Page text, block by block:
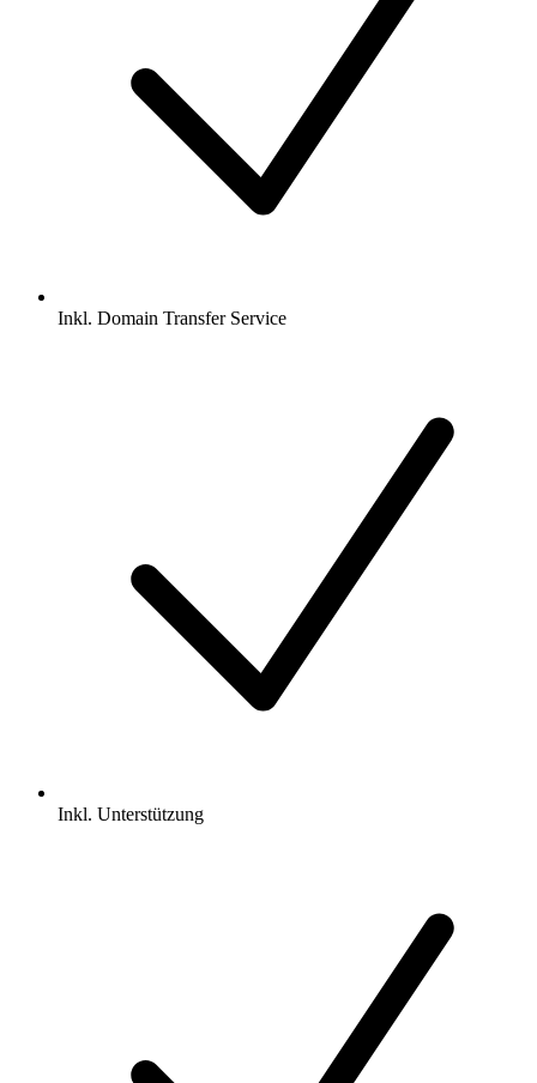
Inkl. Domain Transfer Service
Inkl. Unterstützung